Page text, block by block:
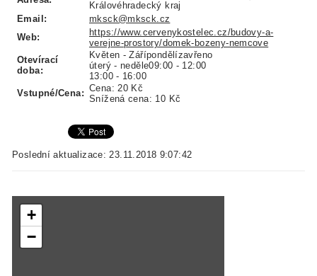
Královéhradecký kraj
Email:
mksck@mksck.cz
Web:
https://www.cervenykostelec.cz/budovy-a-
verejne-prostory/domek-bozeny-nemcove
Otevírací
doba:
Květen - Zářípondělízavřeno
úterý - neděle09:00 - 12:00
13:00 - 16:00
Vstupné/Cena: Cena: 20 Kč
Snížená cena: 10 Kč
Poslední aktualizace: 23.11.2018 9:07:42
+
−